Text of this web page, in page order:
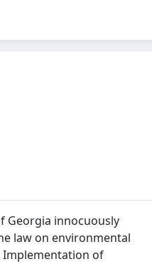
Georgia innocuously
law on environmental
Implementation of